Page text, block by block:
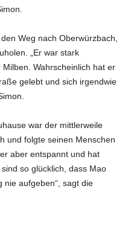
Weg nach Oberwürzbach,
„Er war stark
Wahrscheinlich hat er
gelebt und sich irgendwie
war der mittlerweile
und folgte seinen Menschen
aber entspannt und hat
so glücklich, dass Mao
nie aufgeben“, sagt die